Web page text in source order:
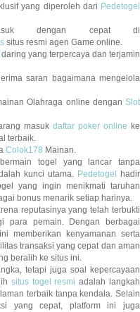
yang diperoleh dari Pedetogel
dengan cepat di
situs resmi agen Game online.
daring yang terpercaya dan terjamin
saran bagaimana mengelola
Olahraga online dengan Slot
masuk daftar poker online ke
terbaik.
Colok178 Mainan.
togel yang lancar tanpa
kunci utama. Pedetogel
hadir
yang ingin menikmati taruhan
bonus menarik setiap harinya.
reputasinya yang telah terbukti
para pemain. Dengan berbagai
memberikan kenyamanan serta
transaksi yang cepat dan aman
beralih ke situs ini.
tetapi juga soal kepercayaan
situs togel resmi adalah langkah
terbaik tanpa kendala. Selain
yang cepat, platform ini juga